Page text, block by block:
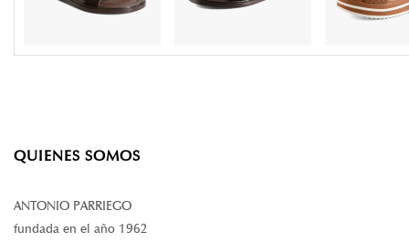
QUIENES SOMOS
ANTONIO PARRIEGO
fundada en el año 1962